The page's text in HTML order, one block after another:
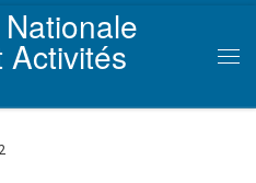
Activités